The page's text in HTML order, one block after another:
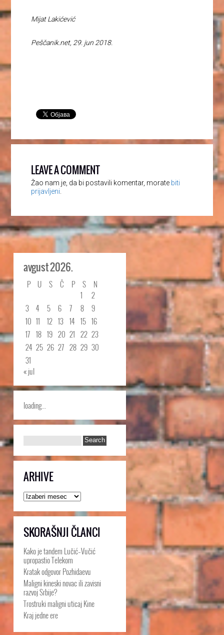
Mijat Lakićević
Peščanik.net, 29. jun 2018.
LEAVE A COMMENT
Žao nam je, da bi postavili komentar, morate biti
prijavljeni
avgust 2026.
P U S Č P S
N
1
2
3
4 5 6 7 8
9
10 11 12 13 14 15 16
17 18 19 20 21 22 23
24 25 26 27 28 29 30
31
« jul
loading...
ARHIVE
Arhive
SKORAŠNJI ČLANCI
Kako je tandem Lučić–Vučić
upropastio Telekom
Kratak odgovor Pozhidaevu
Maligni kineski novac ili zavisni
razvoj Srbije?
Trostruki maligni uticaj Kine
Kraj jedne ere